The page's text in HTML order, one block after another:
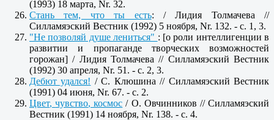
(1993) 18 марта, Nr. 32.
Стань тем, что ты есть: / Лидия Толмачева //
Силламяэский Вестник (1992) 5 ноября, Nr. 132. - c. 1, 3.
"Не позволяй душе лениться" : [о роли интеллигенции в
развитии и пропаганде творческих возможностей
горожан] / Лидия Толмачева // Силламяэский Вестник
(1992) 30 апреля, Nr. 51. - c. 2, 3.
Дебют удался! / С. Клюшина // Силламяэский Вестник
(1991) 04 июня, Nr. 67. - c. 2.
Цвет,чувство, космос / О. Овчинников // Силламяэский
Вестник (1991) 14 ноября, Nr. 138. - с. 4.